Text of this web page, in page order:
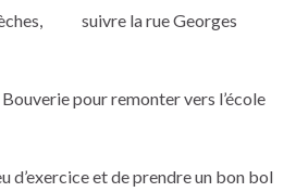
suivre la rue Georges
pour remonter vers l’école
d’exercice et de prendre un bon bol